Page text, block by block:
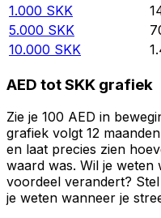
1.000 SKK
5.000 SKK
10.000 SKK
AED tot SKK grafiek
Zie je 100 AED in
grafiek volgt 12
en laat precies zien
waard was. Wil je
voordeel verandert?
je weten wanneer je